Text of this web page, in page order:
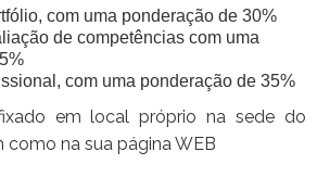
com uma ponderação de 30%
de competências com uma
com uma ponderação de 35%
em local próprio na sede do
na sua página WEB